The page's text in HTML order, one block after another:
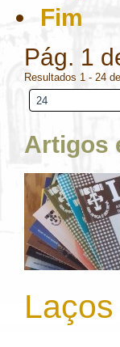
Fim
Pág. 1
Resultados 1 - 24
Artigos